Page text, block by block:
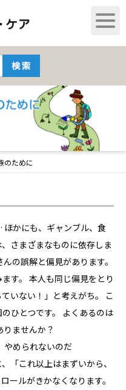
のために
かにも、ギャンブル、食
さまざまなものに依存しま
の誤解と偏見があります。
す。 本人も同じ偏見をとり
いない！」と考えがち。 こ
ひとつです。 よくあるのは
ませんか？
やめられないのだ
「これ以上はまずいから、
ールがきかなくなります。